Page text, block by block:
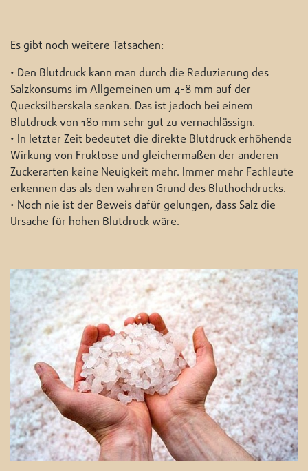
Es gibt noch weitere Tatsachen:
• Den Blutdruck kann man durch die Reduzierung des
Salzkonsums im Allgemeinen um 4-8 mm auf der
Quecksilberskala senken. Das ist jedoch bei einem
Blutdruck von 180 mm sehr gut zu vernachlässign.
• In letzter Zeit bedeutet die direkte Blutdruck erhöhende
Wirkung von Fruktose und gleichermaßen der anderen
Zuckerarten keine Neuigkeit mehr. Immer mehr Fachleute
erkennen das als den wahren Grund des Bluthochdrucks.
• Noch nie ist der Beweis dafür gelungen, dass Salz die
Ursache für hohen Blutdruck wäre.